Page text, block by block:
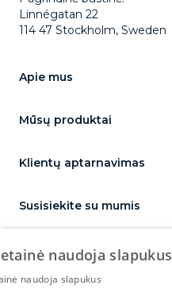
Linnégatan 22
114 47 Stockholm, Sweden
Apie mus
Mūsų produktai
Klientų aptarnavimas
Susisiekite su mumis
naudoja slapukus
naudoja slapukus